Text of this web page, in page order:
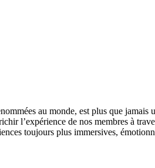
au monde, est plus que
l’expérience de nos membres à
toujours plus immersives,